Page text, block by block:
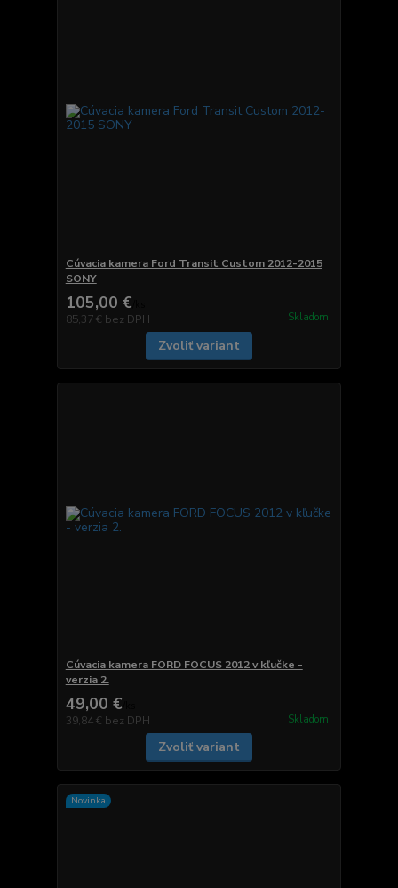
Cúvacia kamera Ford Transit Custom 2012-2015
SONY
105,00 €
85,37 € bez DPH Skladom
Zvoliť variant
Cúvacia kamera FORD FOCUS 2012 v kľučke -
verzia 2.
49,00 €
39,84 € bez DPH Skladom
Zvoliť variant
Novinka